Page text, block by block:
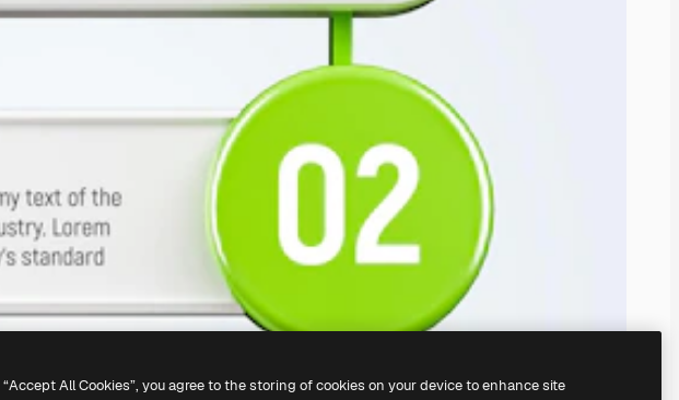
All Cookies”, you agree to the storing of cookies on your device to enhance site